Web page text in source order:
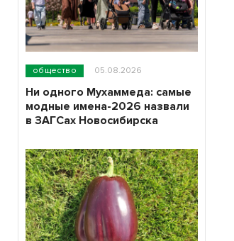
общество 05.08.2026
Ни одного Мухаммеда: самые
модные имена-2026 назвали
в ЗАГСах Новосибирска